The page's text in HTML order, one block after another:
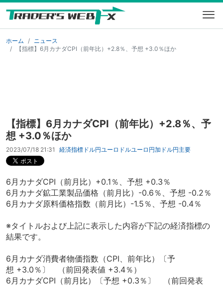
ホーム
ニュース
【指標】6月カナダCPI（前年比）+2.8％、予想 +3.0％ほか
【指標】6月カナダCPI（前年比）+2.8％、予
想 +3.0％ほか
2023/07/18 21:31 経済指標 ドル円ユーロドルユーロ円加ドル円主要
6月カナダCPI（前月比）+0.1％、予想 +0.3％
6月カナダ鉱工業製品価格（前月比）-0.6％、予想 -0.2％
6月カナダ原料価格指数（前月比）-1.5％、予想 -0.4％
※タイトルおよび上記に表示した内容が下記の経済指標の
結果です。
6月カナダ消費者物価指数（CPI、前年比）〔予
想 +3.0％〕 （前回発表値 +3.4％）
6月カナダCPI（前月比）〔予想 +0.3％〕 （前回発表